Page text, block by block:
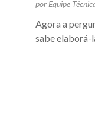
por Equipe
Agora a
sabe elaborá-